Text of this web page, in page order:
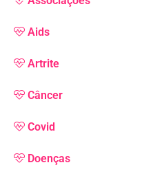
Aids
Artrite
Câncer
Covid
Doenças